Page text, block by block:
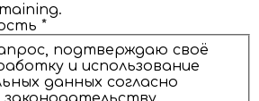
*
подтверждаю своё
и использование
данных согласно